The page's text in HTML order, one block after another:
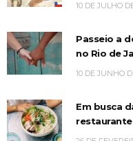
10 DE JULHO
Passeio a
no Rio de
10 DE JUNHO
Em busca